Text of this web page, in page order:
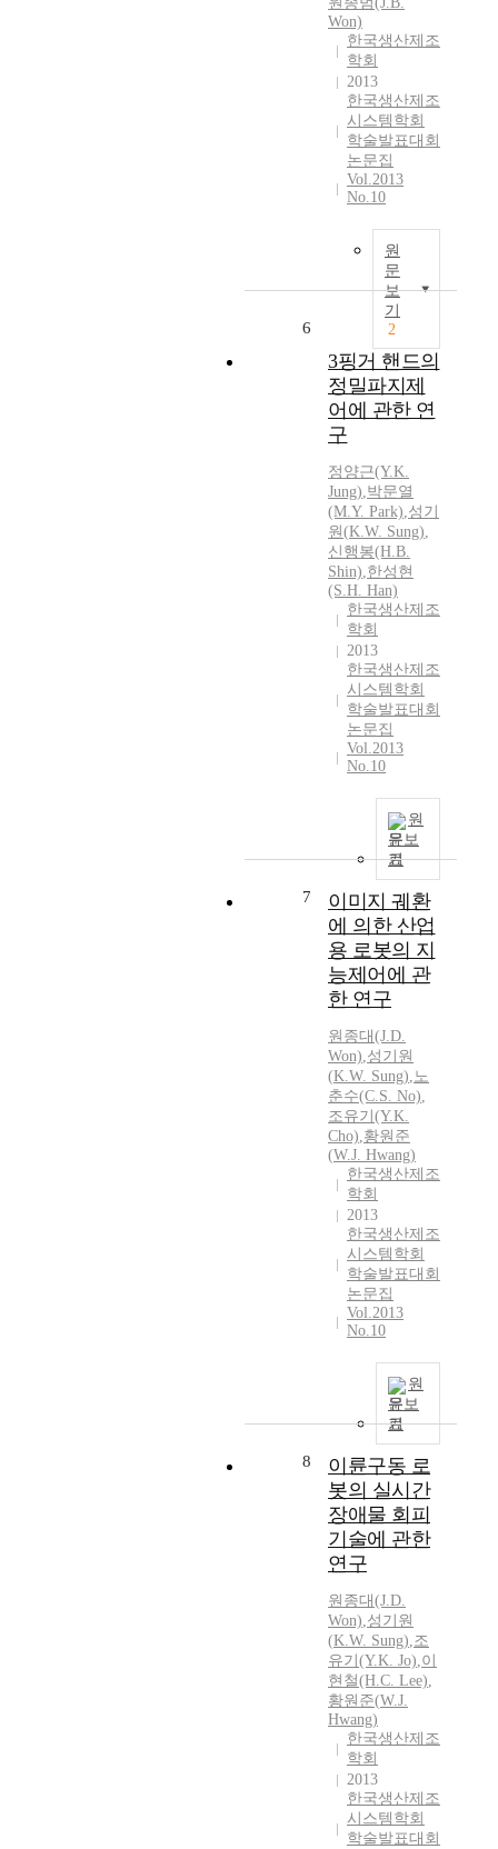
Won)
한국생산제조
학회
2013
한국생산제조
시스템학회
학술발표대회
논문집
Vol.2013
No.10
원
문
보
기
2
6
3핑거 핸드의
정밀파지제
어에 관한 연
구
정양근(Y.K.
Jung),박문열
(M.Y. Park),성기
원(K.W. Sung),
신행봉(H.B.
Shin),한성현
(S.H. Han)
한국생산제조
학회
2013
한국생산제조
시스템학회
학술발표대회
논문집
Vol.2013
No.10
원
문보
기
7
이미지 궤환
에 의한 산업
용 로봇의 지
능제어에 관
한 연구
원종대(J.D.
Won),성기원
(K.W. Sung),노
춘수(C.S. No),
조유기(Y.K.
Cho),황원준
(W.J. Hwang)
한국생산제조
학회
2013
한국생산제조
시스템학회
학술발표대회
논문집
Vol.2013
No.10
원
문보
기
8
이륜구동 로
봇의 실시간
장애물 회피
기술에 관한
연구
원종대(J.D.
Won),성기원
(K.W. Sung),조
유기(Y.K. Jo),이
현철(H.C. Lee),
황원준(W.J.
Hwang)
한국생산제조
학회
2013
한국생산제조
시스템학회
학술발표대회